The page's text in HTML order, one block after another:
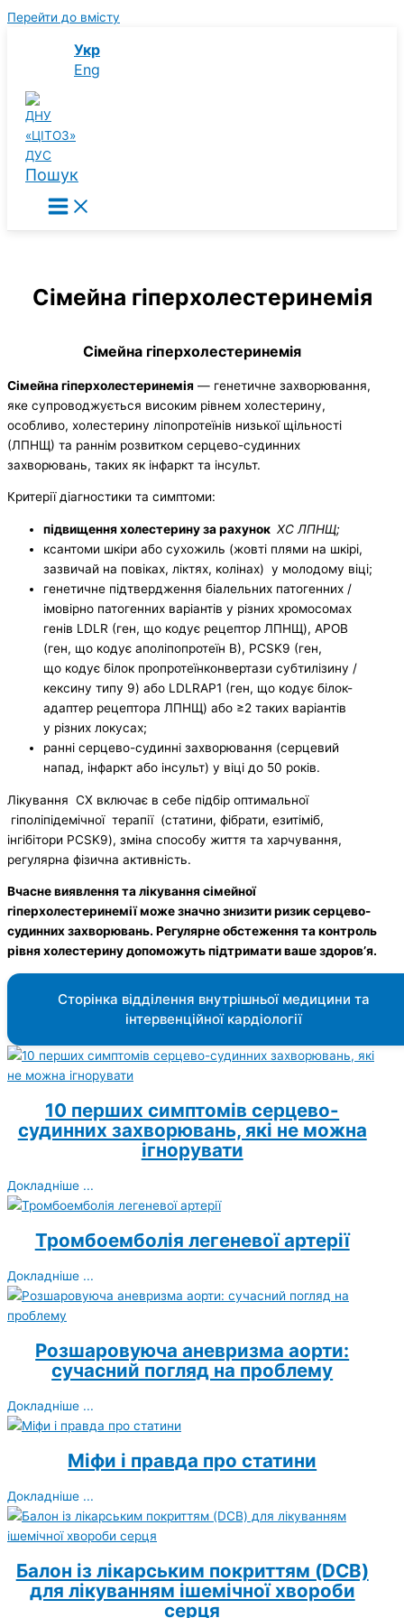
Перейти до вмісту
Укр
Eng
Пошук
Сімейна гіперхолестеринемія
Сімейна гіперхолестеринемія
Сімейна гіперхолестеринемія — генетичне захворювання,
яке супроводжується високим рівнем холестерину,
особливо, холестерину ліпопротеїнів низької щільності
(ЛПНЩ) та раннім розвитком серцево-судинних
захворювань, таких як інфаркт та інсульт.
Критерії діагностики та симптоми:
підвищення холестерину за рахунок ХС ЛПНЩ;
ксантоми шкіри або сухожиль (жовті плями на шкірі,
зазвичай на повіках, ліктях, колінах) у молодому віці;
генетичне підтверд­жен­ня біа­лельних патогенних /
імовірно патогенних варіантів у різних хромосомах
генів LDLR (ген, що кодує рецептор ЛПНЩ), APOB
(ген, що кодує аполіпопротеїн B), PCSK9 (ген,
що кодує білок пропротеїнконвертази субтилізину /
кексину типу 9) або LDLRAP1 (ген, що кодує білок-
адаптер рецептора ЛПНЩ) або ≥2 таких варіантів
у різних локусах;
ранні серцево-судинні захворювання (серцевий
напад, інфаркт або інсульт) у віці до 50 років.
Лікування СХ включає в себе підбір оптимальної
гіполіпідемічної терапії (статини, фібрати, езитіміб,
інгібітори PCSK9), зміна способу життя та харчування,
регулярна фізична активність.
Вчасне виявлення та лікування сімейної
гіперхолестеринемії може значно знизити ризик серцево-
судинних захворювань. Регулярне обстеження та контроль
рівня холестерину допоможуть підтримати ваше здоров’я.
Сторінка відділення внутрішньої медицини та
інтервенційної кардіології
10 перших симптомів серцево-
судинних захворювань, які не можна
ігнорувати
Докладніше ...
Тромбоемболія легеневої артерії
Докладніше ...
Розшаровуюча аневризма аорти:
сучасний погляд на проблему
Докладніше ...
Міфи і правда про статини
Докладніше ...
Балон із лікарським покриттям (DCB)
для лікуванням ішемічної хвороби
серця